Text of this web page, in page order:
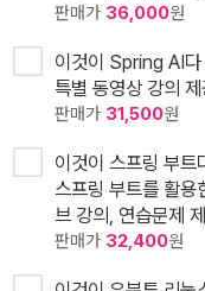
판매가 36,000원
이것이 Spring AI
특별 동영상 강의
판매가 31,500원
이것이 스프링 부
스프링 부트를 활용
브 강의, 연습문제
판매가 32,400원